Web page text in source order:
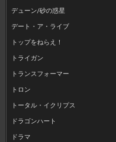
デューン/砂の惑星
デート・ア・ライブ
トップをねらえ！
トライガン
トランスフォーマー
トロン
トータル・イクリプス
ドラゴンハート
ドラマ